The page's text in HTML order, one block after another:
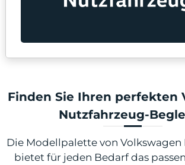
Finden Sie Ihren perfekten
Nutzfahrzeug-
Die Modellpalette von
bietet für jeden Bedarf das